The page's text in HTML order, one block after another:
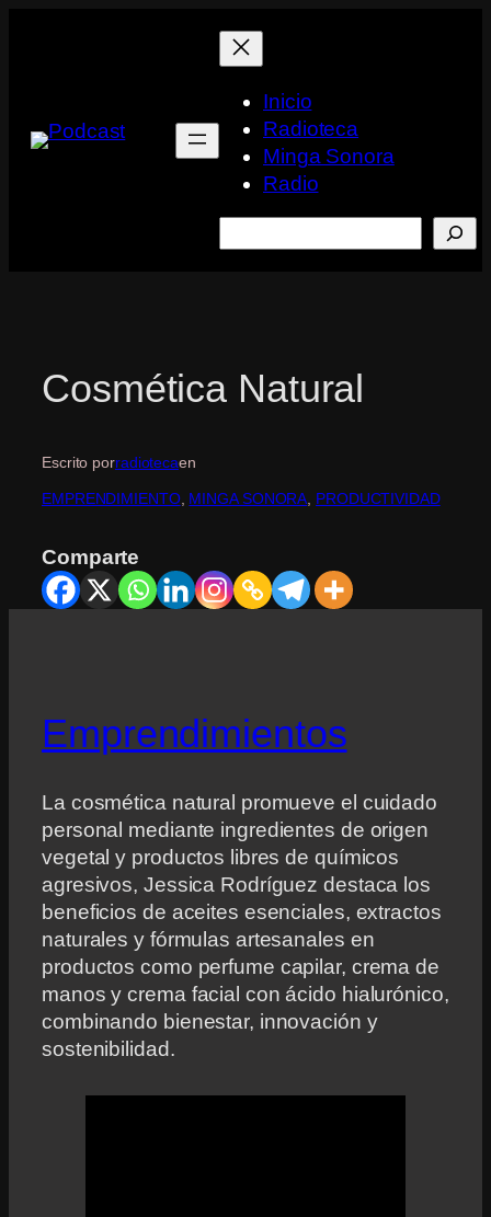
Inicio
Radioteca
Minga Sonora
Radio
Cosmética Natural
Escrito porradiotecaen
EMPRENDIMIENTO, MINGA SONORA PRODUCTIVIDAD
Comparte
Emprendimientos
La cosmética natural promueve el cuidado
personal mediante ingredientes de origen
vegetal y productos libres de químicos
agresivos, Jessica Rodríguez destaca los
beneficios de aceites esenciales, extractos
naturales y fórmulas artesanales en
productos como perfume capilar, crema de
manos y crema facial con ácido hialurónico,
combinando bienestar, innovación y
sostenibilidad.